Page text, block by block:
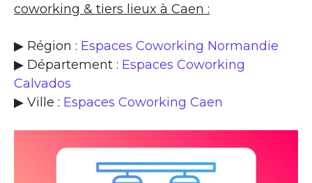
coworking & tiers lieux à Caen :
▶ Région : Espaces Coworking Normandie
▶ Département : Espaces Coworking
Calvados
▶ Ville : Espaces Coworking Caen